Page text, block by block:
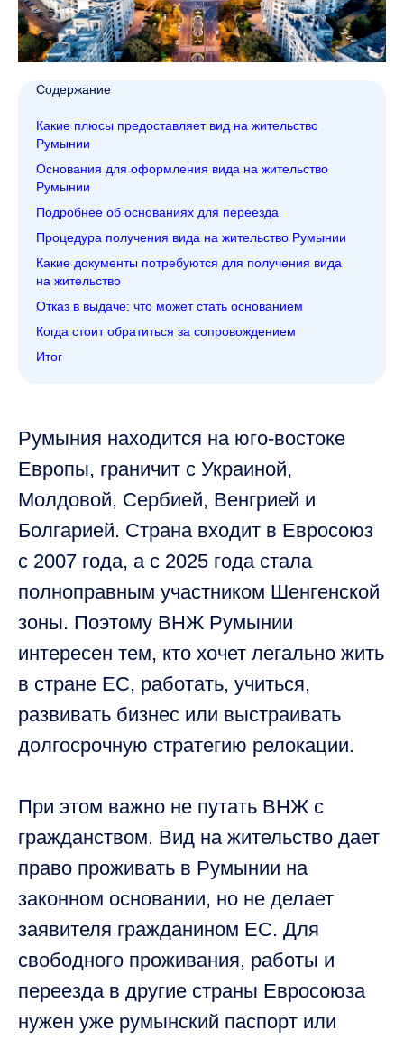
Содержание
Какие плюсы предоставляет вид на жительство
Румынии
Основания для оформления вида на жительство
Румынии
Подробнее об основаниях для переезда
Процедура получения вида на жительство Румынии
Какие документы потребуются для получения вида
на жительство
Отказ в выдаче: что может стать основанием
Когда стоит обратиться за сопровождением
Итог
Румыния находится на юго-востоке
Европы, граничит с Украиной,
Молдовой, Сербией, Венгрией и
Болгарией. Страна входит в Евросоюз
с 2007 года, а с 2025 года стала
полноправным участником Шенгенской
зоны. Поэтому ВНЖ Румынии
интересен тем, кто хочет легально жить
в стране ЕС, работать, учиться,
развивать бизнес или выстраивать
долгосрочную стратегию релокации.
При этом важно не путать ВНЖ с
гражданством. Вид на жительство дает
право проживать в Румынии на
законном основании, но не делает
заявителя гражданином ЕС. Для
свободного проживания, работы и
переезда в другие страны Евросоюза
нужен уже румынский паспорт или